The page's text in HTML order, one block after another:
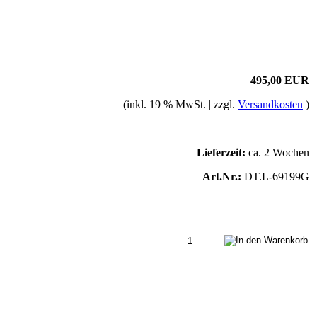
495,00 EUR
(inkl. 19 % MwSt. | zzgl. Versandkosten )
Lieferzeit: ca. 2 Wochen
Art.Nr.: DT.L-69199G